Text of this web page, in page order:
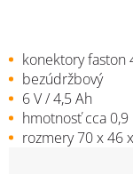
konektory faston
bezúdržbový
6 V / 4,5 Ah
hmotnosť cca 0,9
rozmery 70 x 46